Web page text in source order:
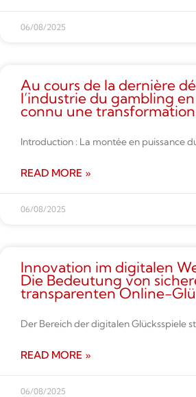
06/08/2025
Au cours de la dernière
l’industrie du gambling
connu une
Introduction : La montée en puissance
READ MORE »
06/08/2025
Innovation im digitalen
Die Bedeutung von
transparenten Online-
Der Bereich der digitalen Glücksspiele
READ MORE »
06/08/2025